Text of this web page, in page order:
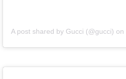
A post shared by Gucci (@gucci) on